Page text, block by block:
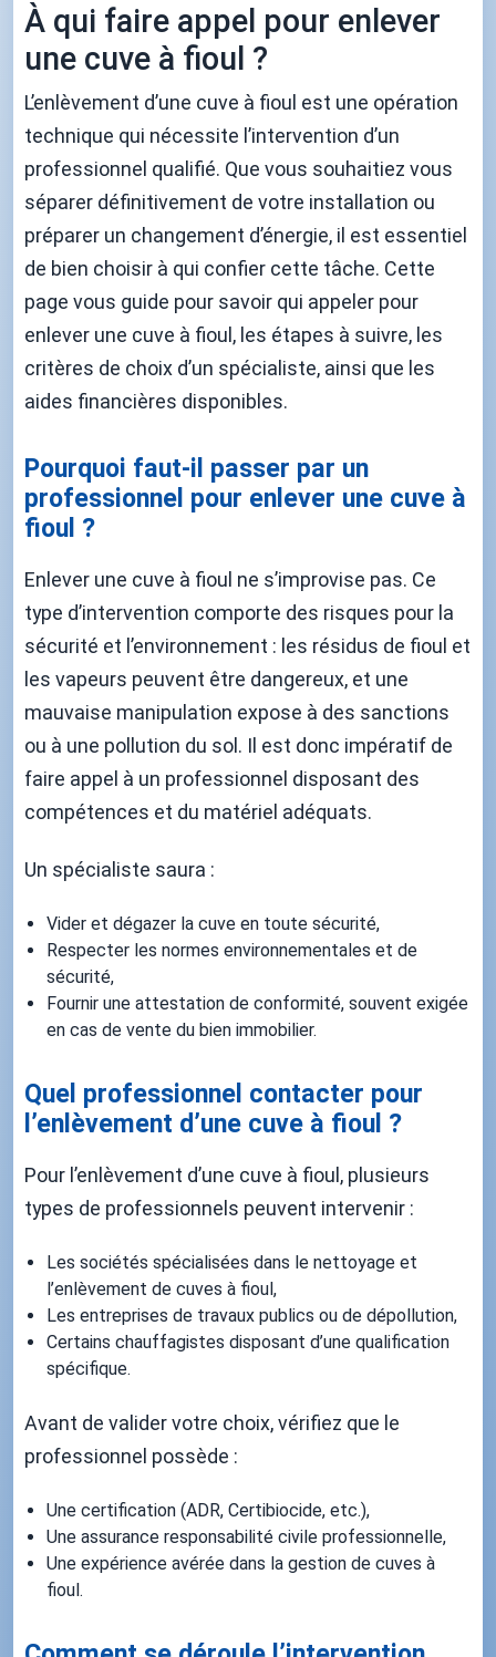
À qui faire appel pour enlever
une cuve à fioul ?
L’enlèvement d’une cuve à fioul est une opération
technique qui nécessite l’intervention d’un
professionnel qualifié. Que vous souhaitiez vous
séparer définitivement de votre installation ou
préparer un changement d’énergie, il est essentiel
de bien choisir à qui confier cette tâche. Cette
page vous guide pour savoir qui appeler pour
enlever une cuve à fioul, les étapes à suivre, les
critères de choix d’un spécialiste, ainsi que les
aides financières disponibles.
Pourquoi faut-il passer par un
professionnel pour enlever une cuve à
fioul ?
Enlever une cuve à fioul ne s’improvise pas. Ce
type d’intervention comporte des risques pour la
sécurité et l’environnement : les résidus de fioul et
les vapeurs peuvent être dangereux, et une
mauvaise manipulation expose à des sanctions
ou à une pollution du sol. Il est donc impératif de
faire appel à un professionnel disposant des
compétences et du matériel adéquats.
Un spécialiste saura :
Vider et dégazer la cuve en toute sécurité,
Respecter les normes environnementales et de
sécurité,
Fournir une attestation de conformité, souvent exigée
en cas de vente du bien immobilier.
Quel professionnel contacter pour
l’enlèvement d’une cuve à fioul ?
Pour l’enlèvement d’une cuve à fioul, plusieurs
types de professionnels peuvent intervenir :
Les sociétés spécialisées dans le nettoyage et
l’enlèvement de cuves à fioul,
Les entreprises de travaux publics ou de dépollution,
Certains chauffagistes disposant d’une qualification
spécifique.
Avant de valider votre choix, vérifiez que le
professionnel possède :
Une certification (ADR, Certibiocide, etc.),
Une assurance responsabilité civile professionnelle,
Une expérience avérée dans la gestion de cuves à
fioul.